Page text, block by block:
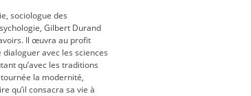
sociologue des
Gilbert Durand
Il œuvra au profit
dialoguer avec les sciences
qu’avec les traditions
la modernité,
qu’il consacra sa vie à